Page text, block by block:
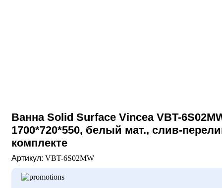
Ванна Solid Surface Vincea VBT-
1700*720*550, белый мат., слив-
комплекте
Артикул: VBT-6S02MW